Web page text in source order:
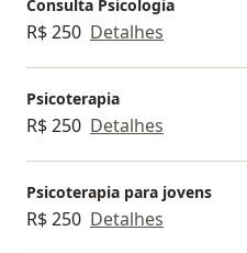
Consulta Psicologia
R$ 250 Detalhes
Psicoterapia
R$ 250 Detalhes
Psicoterapia para jovens
R$ 250 Detalhes